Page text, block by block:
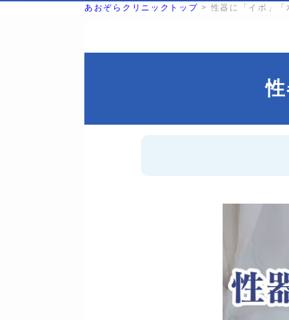
あおぞらクリニックトップ > 性器に「イボ」